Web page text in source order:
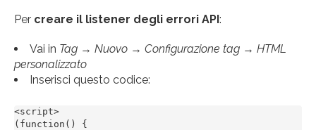
Per creare il listener degli errori API:
Vai in Tag → Nuovo → Configurazione tag → HTML
personalizzato
Inserisci questo codice:
<script>
(function() {